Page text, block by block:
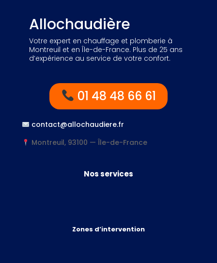
Allochaudière
Votre expert en chauffage et plomberie à
Montreuil et en Île-de-France. Plus de 25 ans
d’expérience au service de votre confort.
01 48 48 66 61
contact@allochaudiere.fr
Montreuil, 93100 — Île-de-France
Nos services
Zones d’intervention